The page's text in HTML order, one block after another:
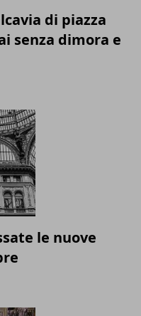
di piazza
senza dimora e
le nuove